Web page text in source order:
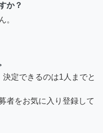
か？
。
定できるのは1人までと
者をお気に入り登録して